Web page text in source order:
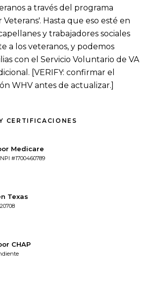
a través del programa
Veterans'. Hasta que eso esté en
y trabajadores sociales
a los veteranos, y podemos
con el Servicio Voluntario de VA
[VERIFY: confirmar el
WHV antes de actualizar.]
CERTIFICACIONES
Medicare
#1700460789
Texas
CHAP